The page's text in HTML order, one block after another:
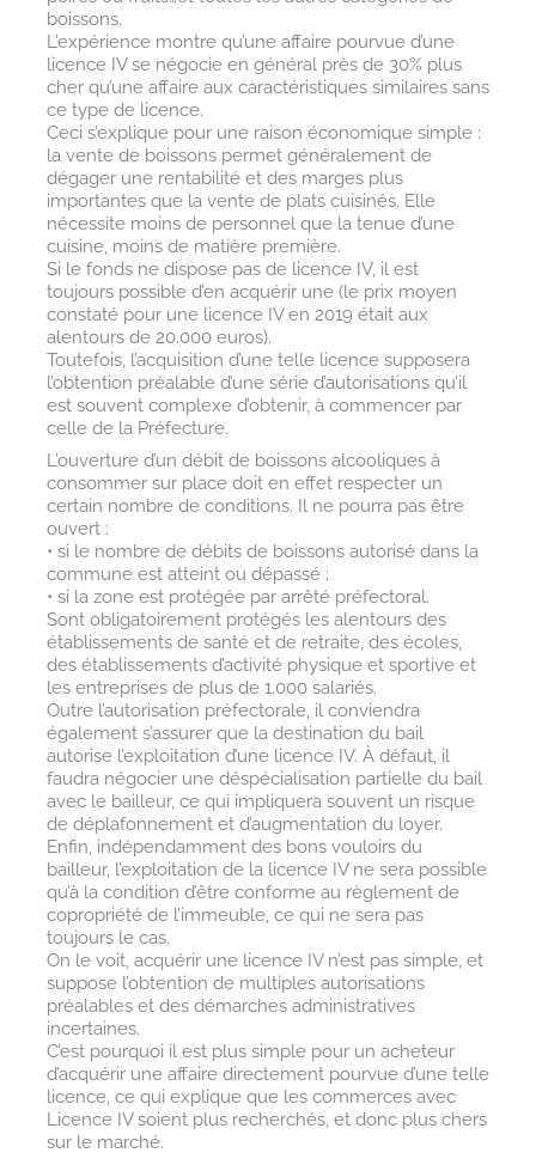
boissons.
L’expérience montre qu’une affaire pourvue d’une
licence IV se négocie en général près de 30% plus
cher qu’une affaire aux caractéristiques similaires sans
ce type de licence.
Ceci s’explique pour une raison économique simple :
la vente de boissons permet généralement de
dégager une rentabilité et des marges plus
importantes que la vente de plats cuisinés. Elle
nécessite moins de personnel que la tenue d’une
cuisine, moins de matière première.
Si le fonds ne dispose pas de licence IV, il est
toujours possible d’en acquérir une (le prix moyen
constaté pour une licence IV en 2019 était aux
alentours de 20.000 euros).
Toutefois, l’acquisition d’une telle licence supposera
l’obtention préalable d’une série d’autorisations qu’il
est souvent complexe d’obtenir, à commencer par
celle de la Préfecture.
L’ouverture d’un débit de boissons alcooliques à
consommer sur place doit en effet respecter un
certain nombre de conditions. Il ne pourra pas être
ouvert :
• si le nombre de débits de boissons autorisé dans la
commune est atteint ou dépassé ;
• si la zone est protégée par arrêté préfectoral.
Sont obligatoirement protégés les alentours des
établissements de santé et de retraite, des écoles,
des établissements d’activité physique et sportive et
les entreprises de plus de 1.000 salariés.
Outre l’autorisation préfectorale, il conviendra
également s’assurer que la destination du bail
autorise l’exploitation d’une licence IV. À défaut, il
faudra négocier une déspécialisation partielle du bail
avec le bailleur, ce qui impliquera souvent un risque
de déplafonnement et d’augmentation du loyer.
Enfin, indépendamment des bons vouloirs du
bailleur, l’exploitation de la licence IV ne sera possible
qu’à la condition d’être conforme au règlement de
copropriété de l’immeuble, ce qui ne sera pas
toujours le cas.
On le voit, acquérir une licence IV n’est pas simple, et
suppose l’obtention de multiples autorisations
préalables et des démarches administratives
incertaines.
C’est pourquoi il est plus simple pour un acheteur
d’acquérir une affaire directement pourvue d’une telle
licence, ce qui explique que les commerces avec
Licence IV soient plus recherchés, et donc plus chers
sur le marché.